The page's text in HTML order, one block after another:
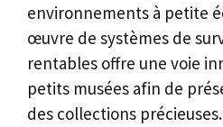
environnements à petite
œuvre de systèmes de
rentables offre une voie
petits musées afin de
des collections précieuses.